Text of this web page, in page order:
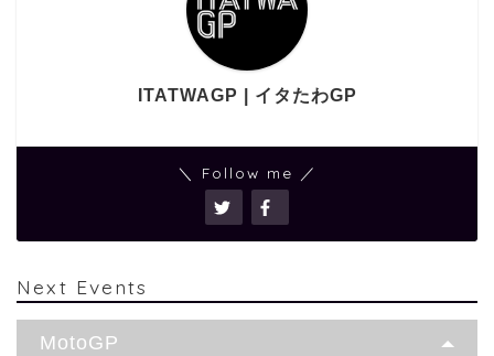
ITATWAGP | イタたわGP
＼ Follow me ／
Next Events
MotoGP